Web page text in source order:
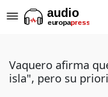
Vaquero afirma
isla", pero su